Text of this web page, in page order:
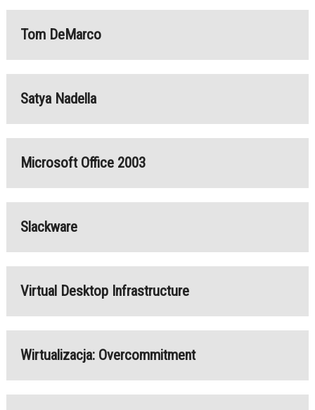
Tom DeMarco
Satya Nadella
Microsoft Office 2003
Slackware
Virtual Desktop Infrastructure
Wirtualizacja: Overcommitment